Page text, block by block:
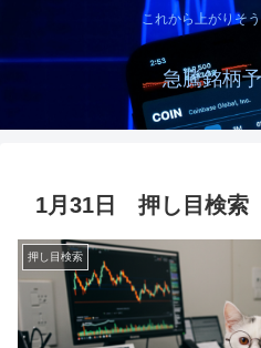
これから上がりそ
急騰銘柄
1月31日 押し目検索
押し目検索